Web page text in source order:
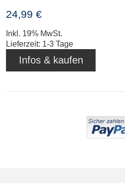
24,99 €
Inkl. 19% MwSt.
Lieferzeit: 1-3 Tage
Infos & kaufen